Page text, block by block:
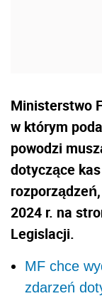
Ministerstwo
w którym
powodzi
dotyczące
2024 r. na
Legislacji.
MF chce
zdarzeń